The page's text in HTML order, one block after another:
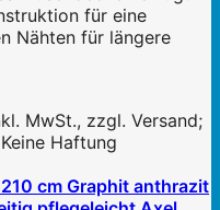
für eine
Nähten für längere
MwSt., zzgl. Versand;
Haftung